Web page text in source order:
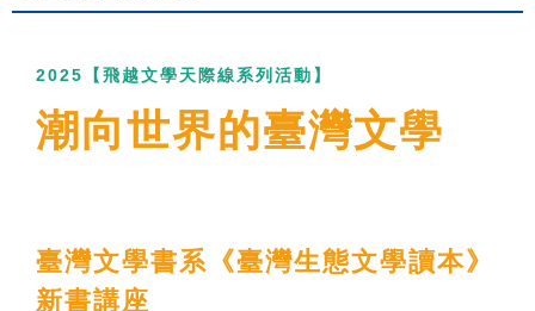
2025 【飛越文學天際線系列活動】
潮向世界的臺灣文學
臺灣文學書系《臺灣生態文學讀本》
新書講座